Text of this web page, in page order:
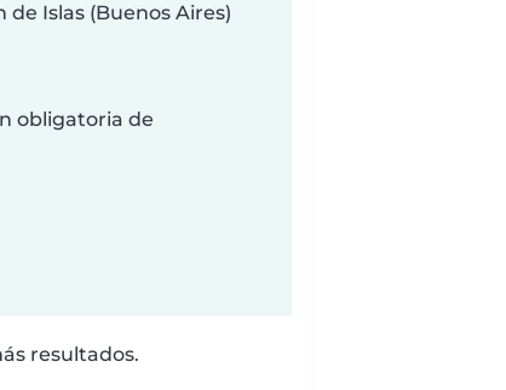
Islas (Buenos Aires)
obligatoria de
resultados.